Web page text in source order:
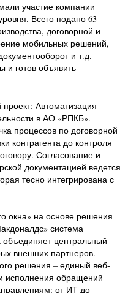
участие компании
Всего подано 63
договорной и
мобильных решений,
и т.д.
и готов объявить
проект: Автоматизация
в АО «РПКБ».
процессов по договорной
контрагента до контроля
Согласование и
документацией ведется
тесно интегрирована с
окна» на основе решения
система
объединяет центральный
внешних партнеров.
решения – единый веб-
исполнения обращений
от ИТ до